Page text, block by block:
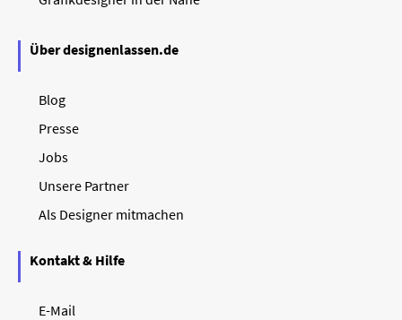
Über designenlassen.de
Blog
Presse
Jobs
Unsere Partner
Als Designer mitmachen
Kontakt & Hilfe
E-Mail